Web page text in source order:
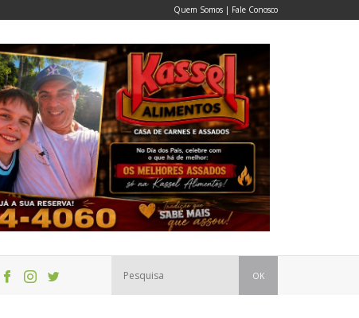
Quem Somos | Fale Conosco
OK